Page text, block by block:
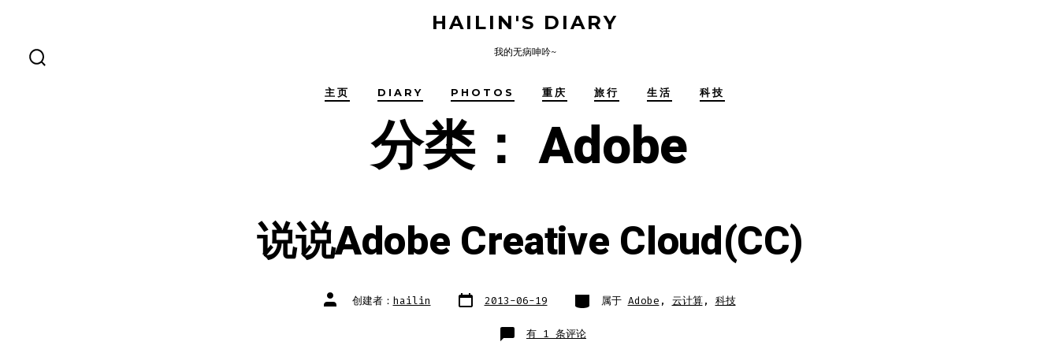
HAILIN'S DIARY
我的无病呻吟~
主页 DIARY PHOTOS 重庆 旅行 生活 科技
分类：Adobe
说说Adobe Creative Cloud(CC)
文
章 创建者： hailin 文
章 2013-06-19 类
别 属于 Adobe , 云计算, 科技
说
说
有 1 条评论